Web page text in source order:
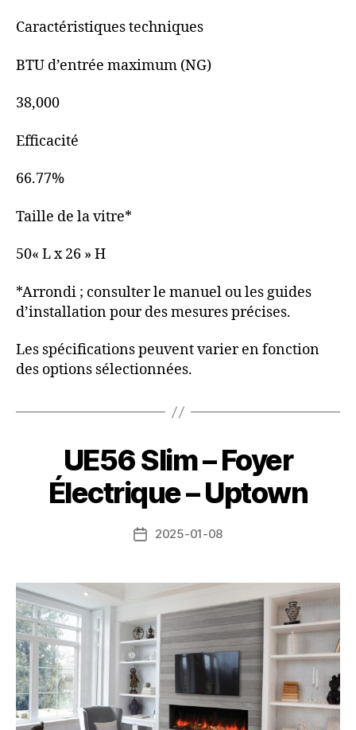
Caractéristiques techniques
BTU d’entrée maximum (NG)
38,000
Efficacité
66.77%
Taille de la vitre*
50« L x 26 » H
*Arrondi ; consulter le manuel ou les guides
d’installation pour des mesures précises.
Les spécifications peuvent varier en fonction
des options sélectionnées.
UE56 Slim – Foyer
Électrique – Uptown
2025-01-08